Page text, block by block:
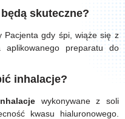
skuteczne?
Pacjenta gdy śpi, wiąże się z
aplikowanego preparatu do
inhalacje?
wykonywane z soli
kwasu hialuronowego.